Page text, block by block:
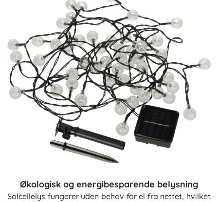
Økologisk og energibesparende belysning
Solcellelys fungerer uden behov for el fra nettet, hvilket